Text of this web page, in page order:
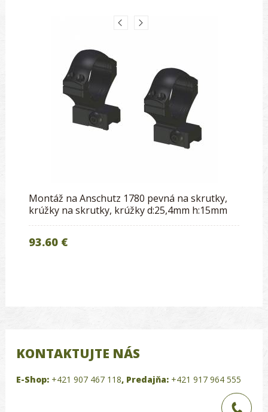
Montáž na Anschutz 1780 pevná na skrutky,
krúžky na skrutky, krúžky d:25,4mm h:15mm
93.60 €
KONTAKTUJTE NÁS
E-Shop: +421 907 467 118, Predajňa: +421 917 964 555